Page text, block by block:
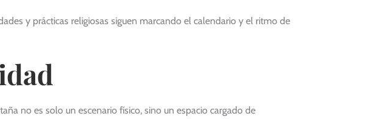
y prácticas religiosas siguen marcando el calendario y el ritmo de
no es solo un escenario físico, sino un espacio cargado de